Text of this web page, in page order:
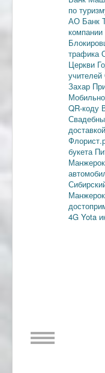
по
АО Банк
компании
трафика
Церкви
учителей
Захар
QR-коду
доставкой
букета
Манжерок
4G Yota